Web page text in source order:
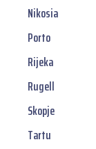
Nikosia
Porto
Rijeka
Rugell
Skopje
Tartu